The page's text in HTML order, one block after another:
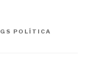
POLÍTICA